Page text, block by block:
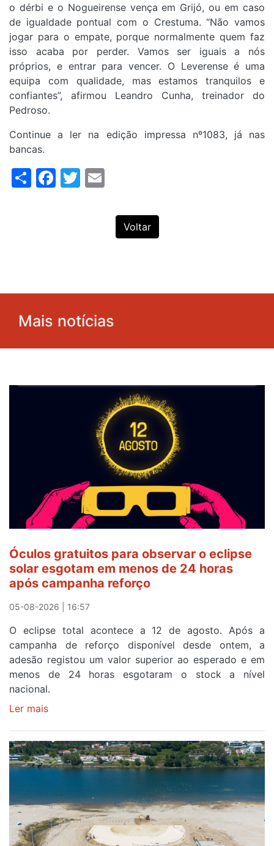
o dérbi e o Nogueirense vença em Grijó, ou em caso
de igualdade pontual com o Crestuma. “Não vamos
jogar para o empate, porque normalmente quem faz
isso acaba por perder. Vamos ser iguais a nós
próprios, e entrar para vencer. O Leverense é uma
equipa com qualidade, mas estamos tranquilos e
confiantes”, afirmou Leandro Cunha, treinador do
Pedroso.
Continue a ler na edição impressa nº1083, já nas
bancas.
ShareFacebook
Twitter
Voltar
Mais notícias
Óculos gratuitos para observar o eclipse
solar esgotam em menos de 24 horas
após campanha reforço
05-08-2026 | 16:57
O eclipse total acontece a 12 de agosto. Após a
campanha de reforço disponível desde ontem, a
adesão registou um valor superior ao esperado e em
menos de 24 horas esgotaram o stock a nível
nacional.
Ler mais
para
observar
eclipse
solar
esgotam
em